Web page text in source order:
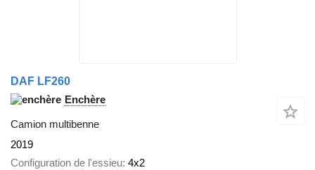
DAF LF260
Enchère
Camion multibenne
2019
Configuration de l'essieu 4x2